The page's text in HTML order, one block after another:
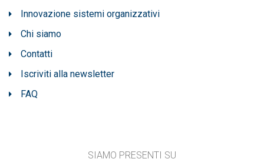
Innovazione sistemi organizzativi
Chi siamo
Contatti
Iscriviti alla newsletter
FAQ
SIAMO PRESENTI SU